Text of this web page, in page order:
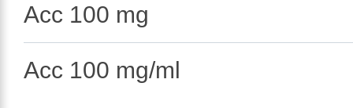
Acc 100 mg
Acc 100 mg/ml